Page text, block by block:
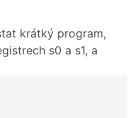
krátký program,
s0 a s1, a